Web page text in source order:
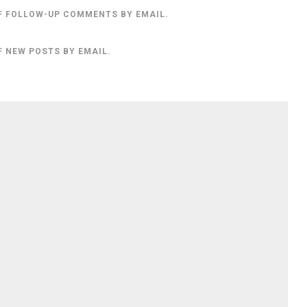
FOLLOW-UP COMMENTS BY EMAIL.
NEW POSTS BY EMAIL.